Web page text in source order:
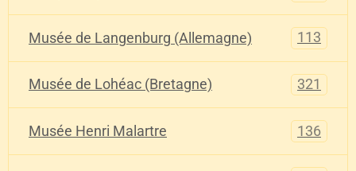
Musée de Langenburg (Allemagne) 113
Musée de Lohéac (Bretagne) 321
Musée Henri Malartre 136